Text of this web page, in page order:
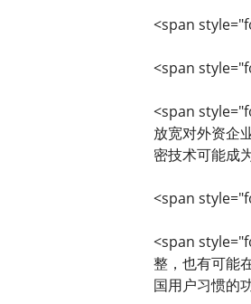
<span
<span
<span
放宽对外资企
密技术可能成
<span
<span
整，也有可能
国用户习惯的